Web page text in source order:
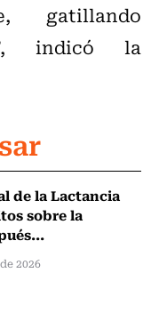
gatillando
indicó la
de la Lactancia
sobre la
2026